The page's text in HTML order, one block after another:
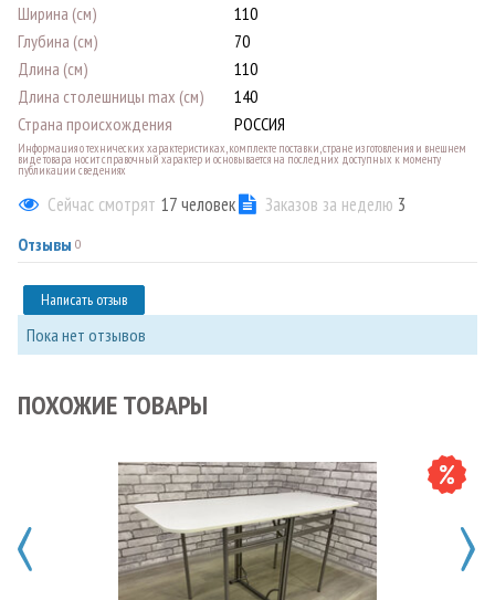
Ширина (см)
110
Глубина (см)
70
Длина (см)
110
Длина столешницы max (см)
140
Страна происхождения
РОССИЯ
Информация о технических характеристиках, комплекте поставки, стране изготовления и внешнем
виде товара носит справочный характер и основывается на последних доступных к моменту
публикации сведениях
Сейчас смотрят 17человек Заказов за неделю 3
Отзывы 0
Написать отзыв
Пока нет отзывов
ПОХОЖИЕ ТОВАРЫ